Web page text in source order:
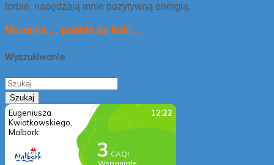
torbie, napędzają mnie pozytywną energią.
Marzenia … podróż do Indii …
Wyszukiwanie